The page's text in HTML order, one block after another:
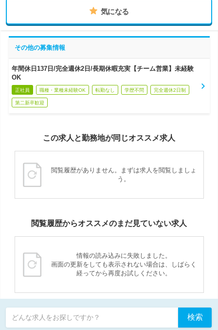
気になる
その他の募集情報
年間休日137日/完全週休2日/長期休暇充実【チーム営業】未経験
OK
正社員 職種・業種未経験OK 転勤なし 学歴不問 完全週休2日制
第二新卒歓迎
この求人と勤務地が同じオススメ求人
閲覧履歴がありません。まずは求人を閲覧しましょ
う。
閲覧履歴からオススメのまだ見ていない求人
情報の読み込みに失敗しました。
画面の更新をしても表示されない場合は、しばらく
経ってから再度お試しください。
どんな求人をお探しですか？ 検索